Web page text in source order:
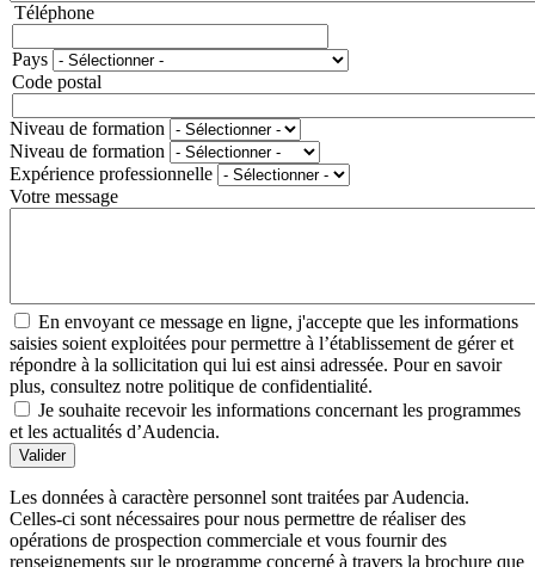
Téléphone
Adresse
Pays
Code postal
Niveau de formation
Niveau de formation
Expérience professionnelle
Votre message
En envoyant ce message en ligne, j'accepte que les informations
saisies soient exploitées pour permettre à l’établissement de gérer et
répondre à la sollicitation qui lui est ainsi adressée. Pour en savoir
plus, consultez notre politique de confidentialité.
Je souhaite recevoir les informations concernant les programmes
et les actualités d’Audencia.
Valider
Les données à caractère personnel sont traitées par Audencia.
Celles-ci sont nécessaires pour nous permettre de réaliser des
opérations de prospection commerciale et vous fournir des
renseignements sur le programme concerné à travers la brochure que